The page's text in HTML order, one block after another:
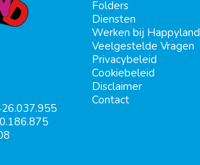
Folders
Diensten
Werken bij Happyland
Veelgestelde Vragen
Privacybeleid
Cookiebeleid
Disclaimer
Contact